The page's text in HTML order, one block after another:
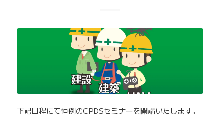
下記日程にて恒例のCPDSセミナーを開講いたします。